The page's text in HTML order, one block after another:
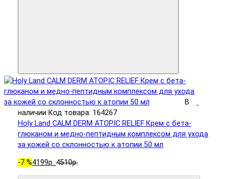
В
наличии Код товара: 164267
Holy Land CALM DERM ATOPIC RELIEF Крем с бета-
глюканом и медно-пептидным комплексом для ухода
за кожей со склонностью к атопии 50 мл
-7 %4199р. 4510р.